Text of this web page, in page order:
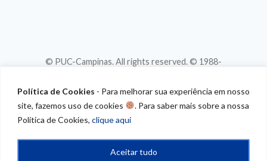
Política de Cookies - Para melhorar sua experiência em nosso
site, fazemos uso de cookies
. Para saber mais sobre a nossa
Política de Cookies, clique aqui
Aceitar tudo
© PUC-Campinas. All rights reserved. © 1988-